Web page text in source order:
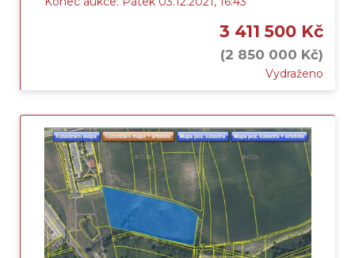
3 411 500 Kč
(2 850 000 Kč)
Vydraženo